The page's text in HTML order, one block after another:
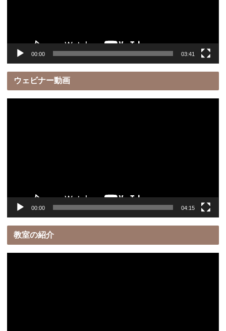
00:00 03:41
ウェビナー動画
00:00 04:15
教室の紹介